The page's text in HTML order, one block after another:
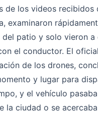
los videos recibidos
examinaron
del patio y solo vieron a
el conductor. El
de los drones,
y lugar para
y el vehículo
la ciudad o se